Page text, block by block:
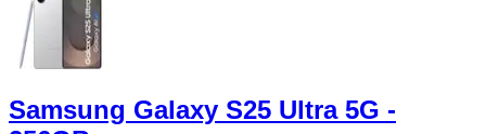
Samsung Galaxy S25 Ultra 5G -